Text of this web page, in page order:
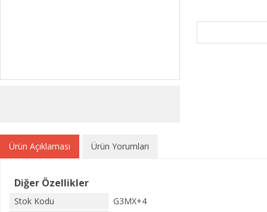
Ürün Açıklaması Ürün Yorumları
Diğer Özellikler
Stok Kodu
G3MX+4